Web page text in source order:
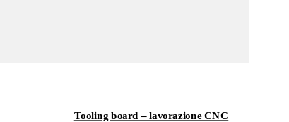
Tooling board – lavorazione CNC